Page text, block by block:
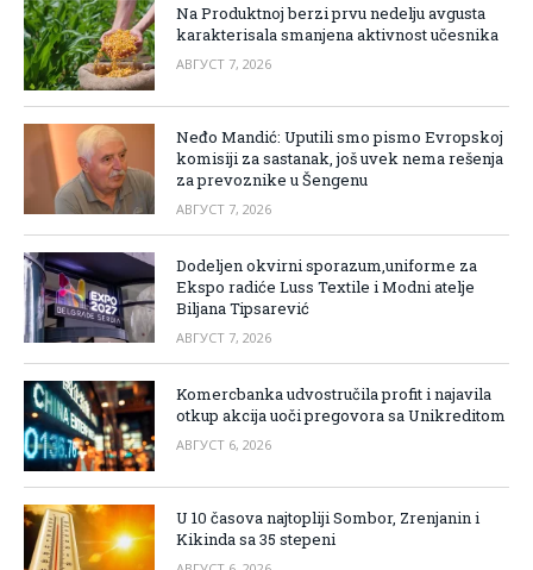
Na Produktnoj berzi prvu nedelju avgusta
karakterisala smanjena aktivnost učesnika
АВГУСТ 7, 2026
Neđo Mandić: Uputili smo pismo Evropskoj
komisiji za sastanak, još uvek nema rešenja
za prevoznike u Šengenu
АВГУСТ 7, 2026
Dodeljen okvirni sporazum,uniforme za
Ekspo radiće Luss Textile i Modni atelje
Biljana Tipsarević
АВГУСТ 7, 2026
Komercbanka udvostručila profit i najavila
otkup akcija uoči pregovora sa Unikreditom
АВГУСТ 6, 2026
U 10 časova najtopliji Sombor, Zrenjanin i
Kikinda sa 35 stepeni